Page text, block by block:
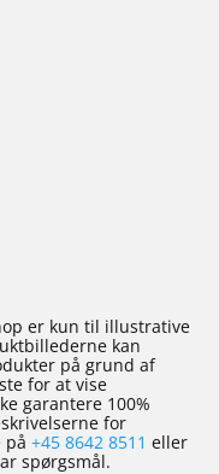
er kun til illustrative
kan
på grund af
for at vise
garantere 100%
for
på +45 8642 8511 eller
spørgsmål.